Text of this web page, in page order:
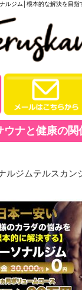
ルジム│根本的な解決を目指
ウナと健康の関
ルジムテルスカン